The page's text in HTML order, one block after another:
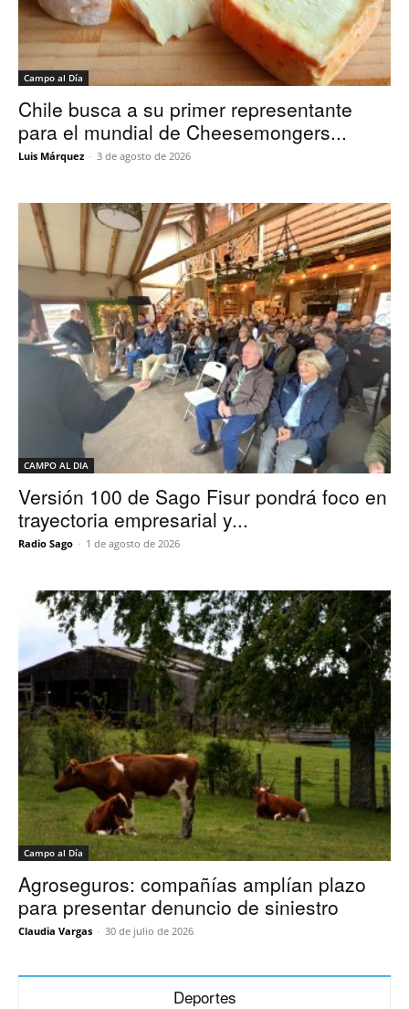
Campo al Día
Chile busca a su primer representante
para el mundial de Cheesemongers...
Luis Márquez - 3 de agosto de 2026
CAMPO AL DIA
Versión 100 de Sago Fisur pondrá foco en
trayectoria empresarial y...
Radio Sago - 1 de agosto de 2026
Campo al Día
Agroseguros: compañías amplían plazo
para presentar denuncio de siniestro
Claudia Vargas - 30 de julio de 2026
Deportes